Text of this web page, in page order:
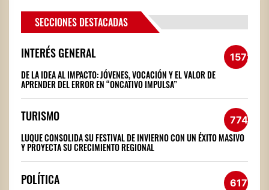
SECCIONES DESTACADAS
INTERÉS GENERAL 1572
DE LA IDEA AL IMPACTO: JÓVENES, VOCACIÓN Y EL VALOR DE
APRENDER DEL ERROR EN “ONCATIVO IMPULSA”
TURISMO 774
LUQUE CONSOLIDA SU FESTIVAL DE INVIERNO CON UN ÉXITO MASIVO
Y PROYECTA SU CRECIMIENTO REGIONAL
POLÍTICA 617